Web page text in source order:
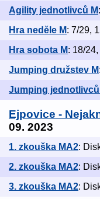
Agility jednotlivců M
Hra neděle M: 7/29,
Hra sobota M: 18/
Jumping družstev M
Jumping jednotlivců
Ejpovice -
09. 2023
1. zkouška MA2:
2. zkouška MA2:
3. zkouška MA2: